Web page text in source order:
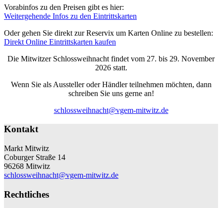
Vorabinfos zu den Preisen gibt es hier:
Weitergehende Infos zu den Eintrittskarten
Oder gehen Sie direkt zur Reservix um Karten Online zu bestellen:
Direkt Online Eintrittskarten kaufen
Die Mitwitzer Schlossweihnacht findet vom 27. bis 29. November
2026 statt.
Wenn Sie als Aussteller oder Händler teilnehmen möchten, dann
schreiben Sie uns gerne an!
schlossweihnacht@vgem-mitwitz.de
Kontakt
Markt Mitwitz
Coburger Straße 14
96268 Mitwitz
schlossweihnacht@vgem-mitwitz.de
Rechtliches